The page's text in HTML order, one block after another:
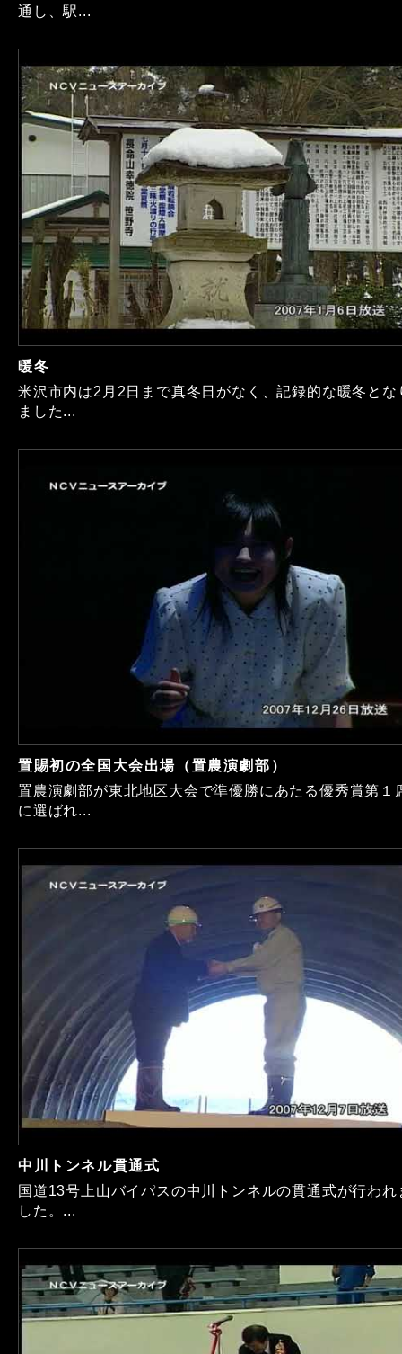
通し、駅...
暖冬
米沢市内は2月2日まで真冬日がなく、記録的な暖冬とな
ました...
置賜初の全国大会出場（置農演劇部）
置農演劇部が東北地区大会で準優勝にあたる優秀賞第１
に選ばれ...
中川トンネル貫通式
国道13号上山バイパスの中川トンネルの貫通式が行われ
した。...